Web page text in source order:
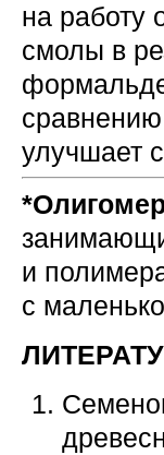
на работу
смолы в
сравнению
улучшает
и
с